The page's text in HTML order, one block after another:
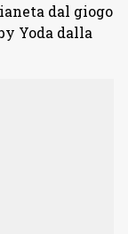
dal giogo
Yoda dalla